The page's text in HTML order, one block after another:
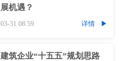
展机遇？
03-31 08:59 详情
建筑企业“十五五”规划思路